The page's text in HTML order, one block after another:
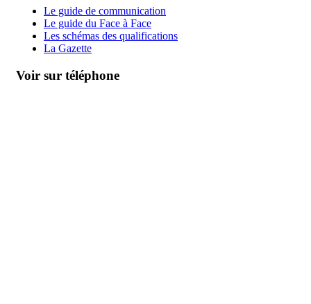
Le guide de communication
Le guide du Face à Face
Les schémas des qualifications
La Gazette
Voir sur téléphone